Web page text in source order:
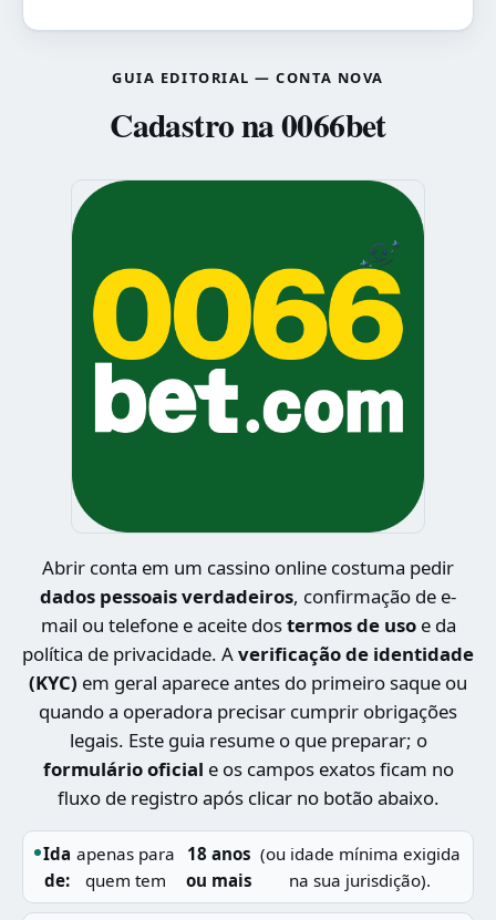
GUIA EDITORIAL — CONTA NOVA
Cadastro na 0066bet
Abrir conta em um cassino online costuma pedir
dados pessoais verdadeiros, confirmação de e-
mail ou telefone e aceite dostermos de usoe da
política de privacidade. Averificação de identidade
(KYC) em geral aparece antes do primeiro saque ou
quando a operadora precisar cumprir obrigações
legais. Este guia resume o que preparar; o
formulário oficial e os campos exatos ficam no
fluxo de registro após clicar no botão abaixo.
Ida
de:
apenas para
quem tem
18 anos
ou mais
(ou idade mínima exigida
na sua jurisdição).